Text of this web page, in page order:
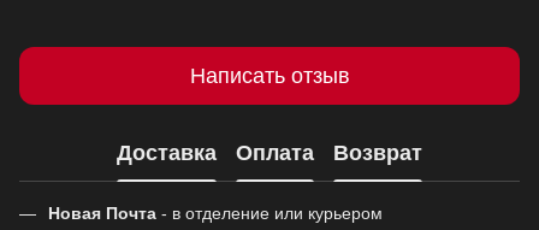
Написать отзыв
Доставка Оплата Возврат
Новая Почта - в отделение или курьером